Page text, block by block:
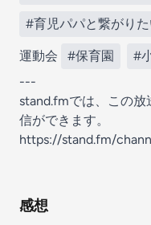
#育児パパと繋がり
運動会 #保育園 #
---
stand.fmでは、この
信ができます。
https://stand.fm/
感想